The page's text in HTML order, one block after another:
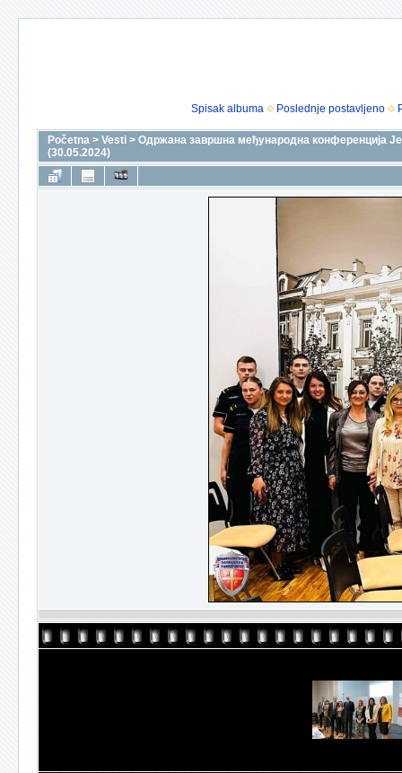
Spisak albuma Poslednje postavljeno
Početna > Vesti > Одржана завршна међународна конференција
(30.05.2024)